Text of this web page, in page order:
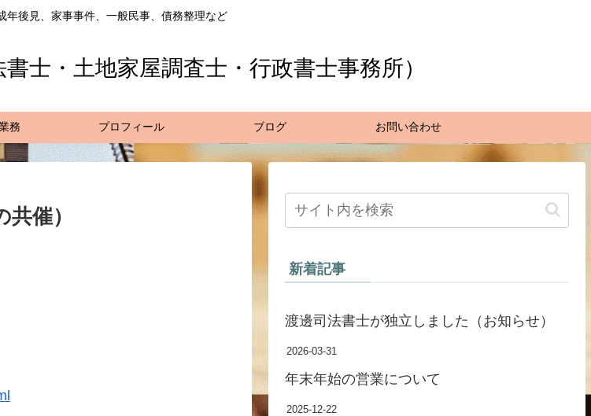
年後見、家事事件、一般民事、債務整理など
士・土地家屋調査士・行政書士事務所）
務 プロフィール ブログ お問い合わせ
共催）
新着記事
渡邊司法書士が独立しました（お知らせ）
2026-03-31
年末年始の営業について
2025-12-22